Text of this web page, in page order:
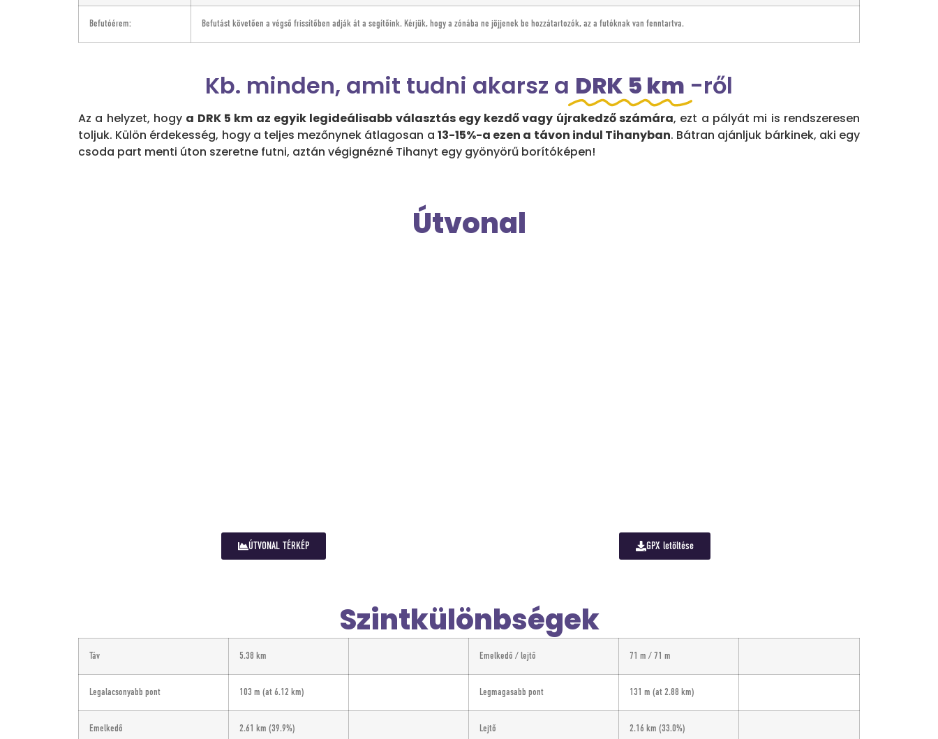
Befutóérem: Befutást követően a végső frissítőben adják át a segítőink. Kérjük, hogy a zónába ne jöjjenek be hozzátartozók, az a futóknak van fenntartva.
Kb. minden, amit tudni akarsz a DRK 5 km -ről
Az a helyzet, hogy a DRK 5 km az egyik legideálisabb választás egy kezdő vagy újrakedző számára, ezt a pályát mi is rendszeresen
toljuk. Külön érdekesség, hogy a teljes mezőnynek átlagosan a 13-15%-a ezen a távon indul Tihanyban. Bátran ajánljuk bárkinek, aki egy
csoda part menti úton szeretne futni, aztán végignézné Tihanyt egy gyönyörű borítóképen!
Útvonal
ÚTVONAL TÉRKÉP GPX letöltése
Szintkülönbségek
Táv 5.38 km Emelkedő / lejtő 71 m / 71 m
Legalacsonyabb pont 103 m (at 6.12 km) Legmagasabb pont 131 m (at 2.88 km)
Emelkedő 2.61 km (39.9%) Lejtő 2.16 km (33.0%)